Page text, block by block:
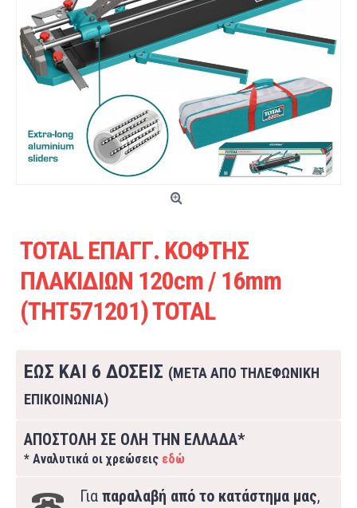
TOTAL ΕΠΑΓΓ. ΚΟΦΤΗΣ
ΠΛΑΚΙΔΙΩΝ 120cm / 16mm
(THT571201) TOTAL
ΕΩΣ ΚΑΙ 6 ΔΟΣΕΙΣ (ΜΕΤΑ ΑΠΟ ΤΗΛΕΦΩΝΙΚΗ
ΕΠΙΚΟΙΝΩΝΙΑ)
ΑΠΟΣΤΟΛΗ ΣΕ ΟΛΗ ΤΗΝ ΕΛΛΑΔΑ*
* Αναλυτικά οι χρεώσεις εδώ
Για παραλαβή από το κατάστημα μας,